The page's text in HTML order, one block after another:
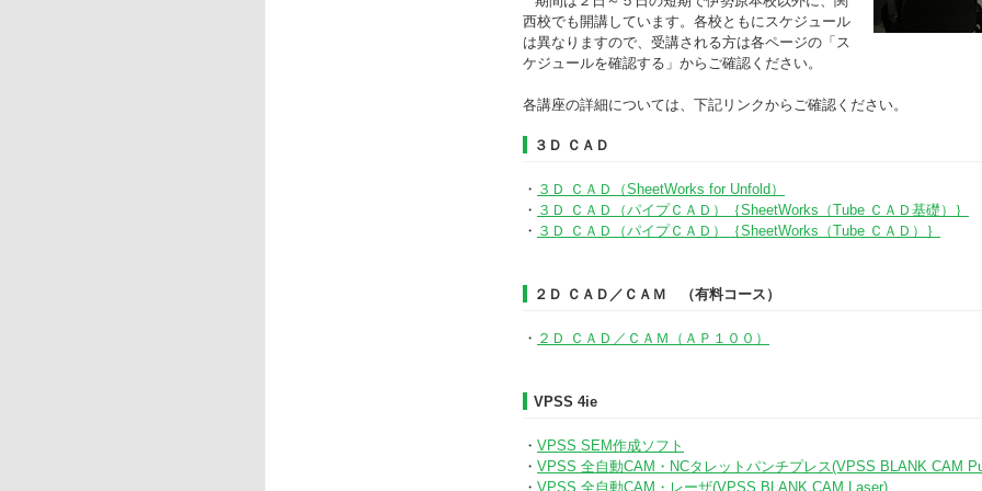
西校でも開講しています。各校ともにスケジュール
は異なりますので、受講される方は各ページの「ス
ケジュールを確認する」からご確認ください。
各講座の詳細については、下記リンクからご確認ください。
３Ｄ ＣＡＤ
・ ３Ｄ ＣＡＤ（SheetWorks for Unfold）
・ ３Ｄ ＣＡＤ（パイプＣＡＤ）｛SheetWorks（Tube ＣＡＤ基礎）｝
・ ３Ｄ ＣＡＤ（パイプＣＡＤ）｛SheetWorks（Tube ＣＡＤ）｝
２Ｄ ＣＡＤ／ＣＡＭ （有料コース）
・ ２Ｄ ＣＡＤ／ＣＡＭ（ＡＰ１００）
VPSS 4ie
・ VPSS SEM作成ソフト
・ VPSS 全自動CAM・NCタレットパンチプレス(VPSS BLANK CAM
・ VPSS 全自動CAM・レーザ(VPSS BLANK CAM Laser)